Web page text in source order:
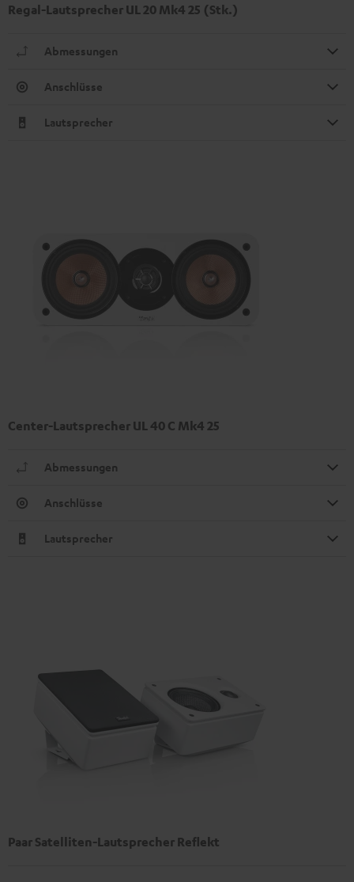
Regal-Lautsprecher UL 20 Mk4 25 (Stk.)
Abmessungen
Anschlüsse
Lautsprecher
Center-Lautsprecher UL 40 C Mk4 25
Abmessungen
Anschlüsse
Lautsprecher
Paar Satelliten-Lautsprecher Reflekt